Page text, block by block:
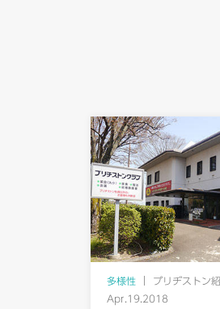
多様性
ブリヂストン
Apr.19.2018